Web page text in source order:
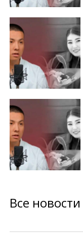
Все новости